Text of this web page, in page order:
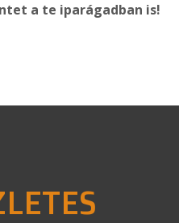
a te iparágadban is!